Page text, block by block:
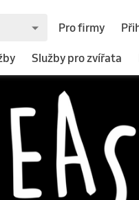
Pro firmy
Služby pro zvířata